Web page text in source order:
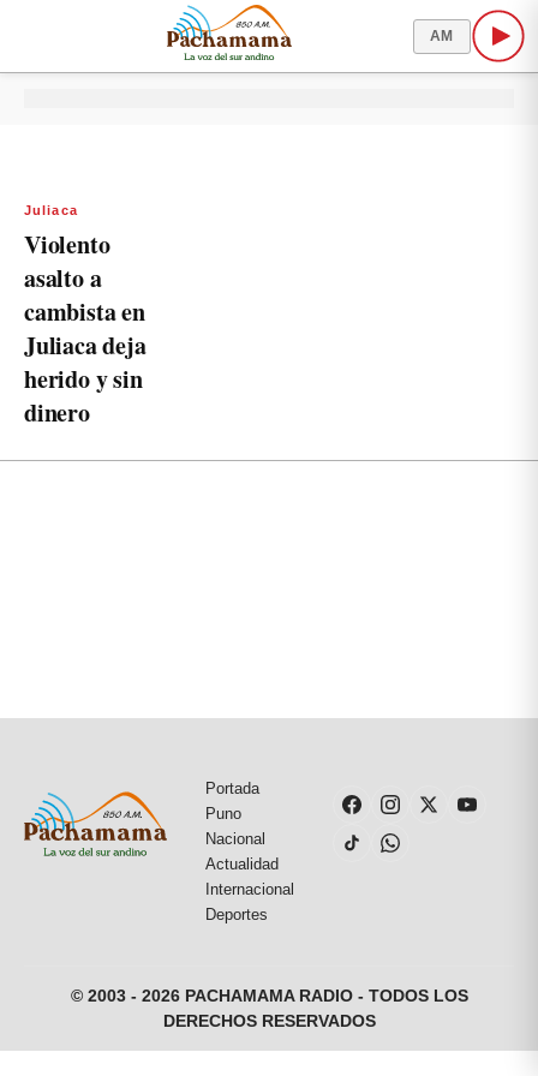
AM
Juliaca
Violento
asalto a
cambista en
Juliaca deja
herido y sin
dinero
Portada
Puno
Nacional
Actualidad
Internacional
Deportes
© 2003 - 2026 PACHAMAMA RADIO - TODOS LOS
DERECHOS RESERVADOS